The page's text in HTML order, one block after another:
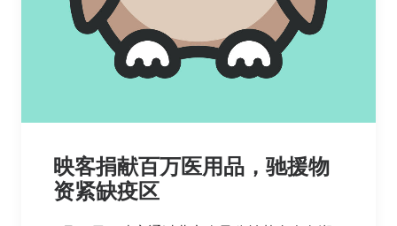
映客捐献百万医用品，驰援物
资紧缺疫区